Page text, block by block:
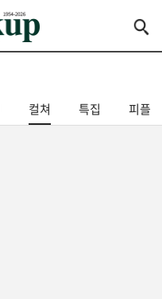
컬쳐 특집 피플